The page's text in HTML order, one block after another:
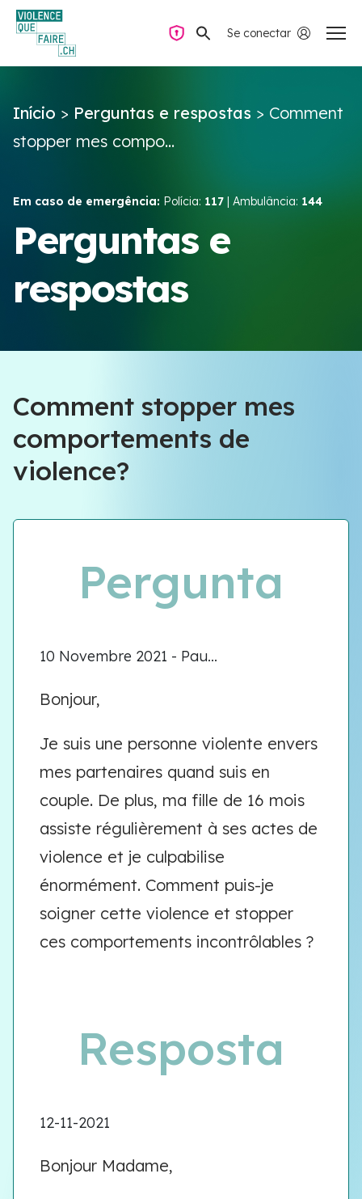
Se conectar
Perguntas e respostas
Violência no casal
Recursos e campanhas
Équipe VIOLENCE QUE FAIRE
Meet our team
Navegação privada
Início > Perguntas e respostas > Comment
stopper mes compo...
Em caso de emergência: Polícia: 117 | Ambulância: 144
Perguntas e
respostas
Comment stopper mes
comportements de
violence?
Pergunta
10 Novembre 2021 - Pau...
Bonjour,
Je suis une personne violente envers
mes partenaires quand suis en
couple. De plus, ma fille de 16 mois
assiste régulièrement à ses actes de
violence et je culpabilise
énormément. Comment puis-je
soigner cette violence et stopper
ces comportements incontrôlables ?
Resposta
12-11-2021
Bonjour Madame,